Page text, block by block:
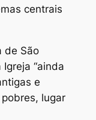
centrais
de São
“ainda
e
lugar